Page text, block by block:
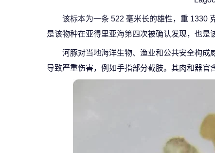
该标本为一条 522 毫米长的雄性，重 1330
是该物种在亚得里亚海第四次被确认发现，也是
河豚对当地海洋生物、渔业和公共安全构成
导致严重伤害，例如手指部分截肢。其肉和器